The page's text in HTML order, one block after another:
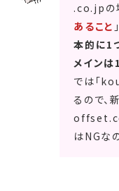
.co.jpの
あること
本的に1
メインは
では「
るので
はNGな